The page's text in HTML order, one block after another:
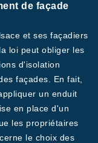
de façade
et ses façadiers
loi peut obliger les
d'isolation
façades. En fait,
un enduit
en place d'un
les propriétaires
le choix des